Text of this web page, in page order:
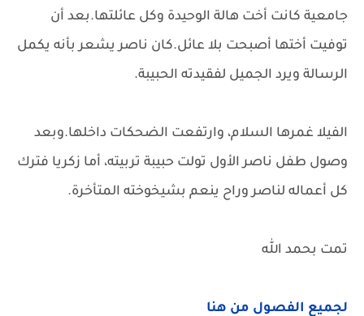
جامعية كانت أخت هالة الوحيدة وكل عائلتها.بعد أن
توفيت أختها أصبحت بلا عائل.كان ناصر يشعر بأنه يكمل
الرسالة ويرد الجميل لفقيدته الحبيبة.
الفيلا غمرها السلام، وارتفعت الضحكات داخلها.وبعد
وصول طفل ناصر الأول تولت حبيبة تربيته، أما زكريا فترك
كل أعماله لناصر وراح ينعم بشيخوخته المتأخرة.
تمت بحمد الله
لجميع الفصول من هنا